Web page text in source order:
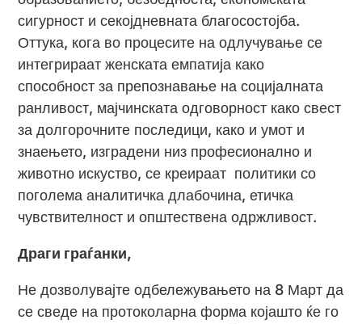
сигурност и секојдневната благосостојба.
Оттука, кога во процесите на одлучување се
интегрираат женската емпатија како
способност за препознавање на социјалната
ранливост, мајчинската одговорност како свест
за долгорочните последици, како и умот и
знаењето, изградени низ професионално и
животно искуство, се креираат политики со
поголема аналитичка длабочина, етичка
чувствителност и општествена одржливост.
Драги граѓанки,
Не дозволувајте одбележувањето на 8 Март да
се сведе на протоколарна форма којашто ќе го